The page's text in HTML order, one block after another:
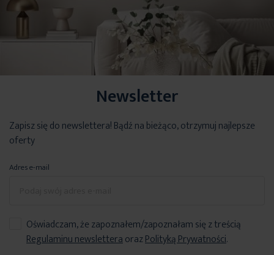
Newsletter
Zapisz się do newslettera! Bądź na bieżąco, otrzymuj najlepsze
oferty
Adres e-mail
Oświadczam, że zapoznałem/zapoznałam się z treścią
Regulaminu newsletteraorazPolityką Prywatności.